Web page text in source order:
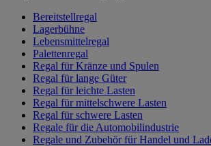
Bereitstellregal
Lagerbühne
Lebensmittelregal
Palettenregal
Regal für Kränze und Spulen
Regal für lange Güter
Regal für leichte Lasten
Regal für mittelschwere Lasten
Regal für schwere Lasten
Regale für die Automobilindustrie
Regale und Zubehör für Handel und